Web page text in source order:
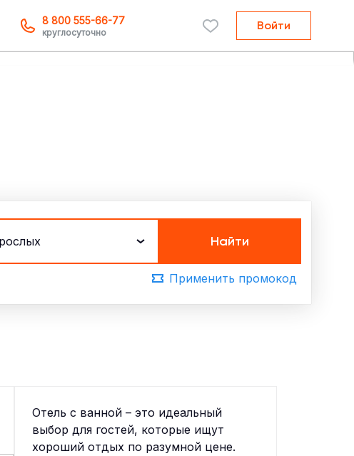
8 800 555-66-77
круглосуточно
Войти
Найти
Применить промокод
Отель с ванной – это идеальный
выбор для гостей, которые ищут
хороший отдых по разумной цене.